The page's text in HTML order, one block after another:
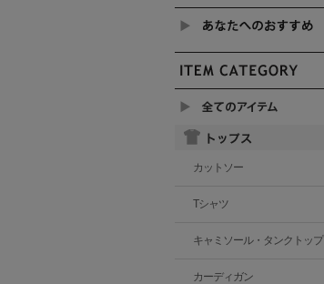
カットソー
Tシャツ
キャミソール・タンクトップ
カーディガン